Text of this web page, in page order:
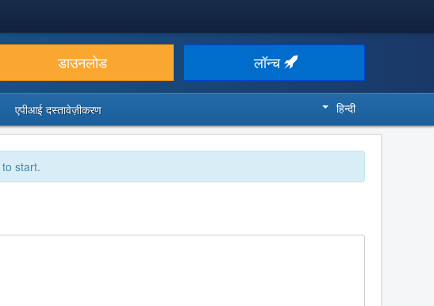
डाउनलोड लॉन्च
एपीआई दस्तावेज़ीकरण हिन्दी
to start.